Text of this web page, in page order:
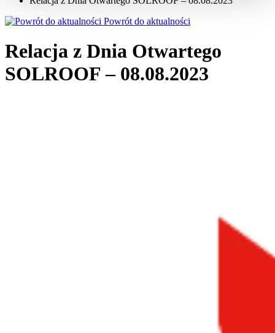
Powrót do aktualności
Relacja z Dnia Otwartego
SOLROOF – 08.08.2023